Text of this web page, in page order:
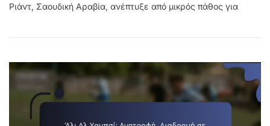
Ντάουσαρι:
Ιστορία
Διεθνής
Ντεμπούτο
Ριάντ, Σαουδική Αραβία, ανέπτυξε από μικρός πάθος για